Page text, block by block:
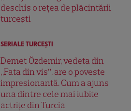
deschis o rețea de plăcintării
turcești
SERIALE TURCEŞTI
Demet Özdemir, vedeta din
„Fata din vis”, are o poveste
impresionantă. Cum a ajuns
una dintre cele mai iubite
actrițe din Turcia